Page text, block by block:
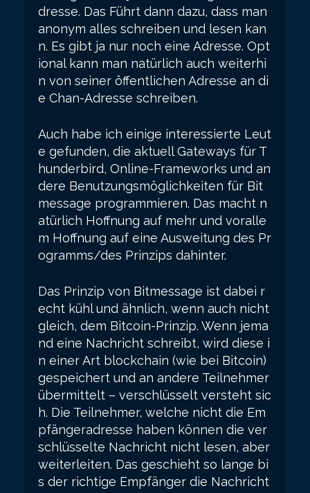
dresse. Das Führt dann dazu, dass man
anonym alles schreiben und lesen kan
n. Es gibt ja nur noch eine Adresse. Opt
ional kann man natürlich auch weiterhi
n von seiner öffentlichen Adresse an di
e Chan-Adresse schreiben.
Auch habe ich einige interessierte Leut
e gefunden, die aktuell Gateways für T
hunderbird, Online-Frameworks und an
dere Benutzungsmöglichkeiten für Bit
message programmieren. Das macht n
atürlich Hoffnung auf mehr und voralle
m Hoffnung auf eine Ausweitung des Pr
ogramms/des Prinzips dahinter.
Das Prinzip von Bitmessage ist dabei r
echt kühl und ähnlich, wenn auch nicht
gleich, dem Bitcoin-Prinzip. Wenn jema
nd eine Nachricht schreibt, wird diese i
n einer Art blockchain (wie bei Bitcoin)
gespeichert und an andere Teilnehmer
übermittelt – verschlüsselt versteht sic
h. Die Teilnehmer, welche nicht die Em
pfängeradresse haben können die ver
schlüsselte Nachricht nicht lesen, aber
weiterleiten. Das geschieht so lange bi
s der richtige Empfänger die Nachricht